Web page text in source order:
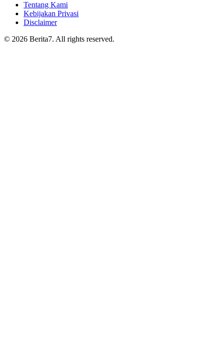
Tentang Kami
Kebijakan Privasi
Disclaimer
© 2026 Berita7. All rights reserved.